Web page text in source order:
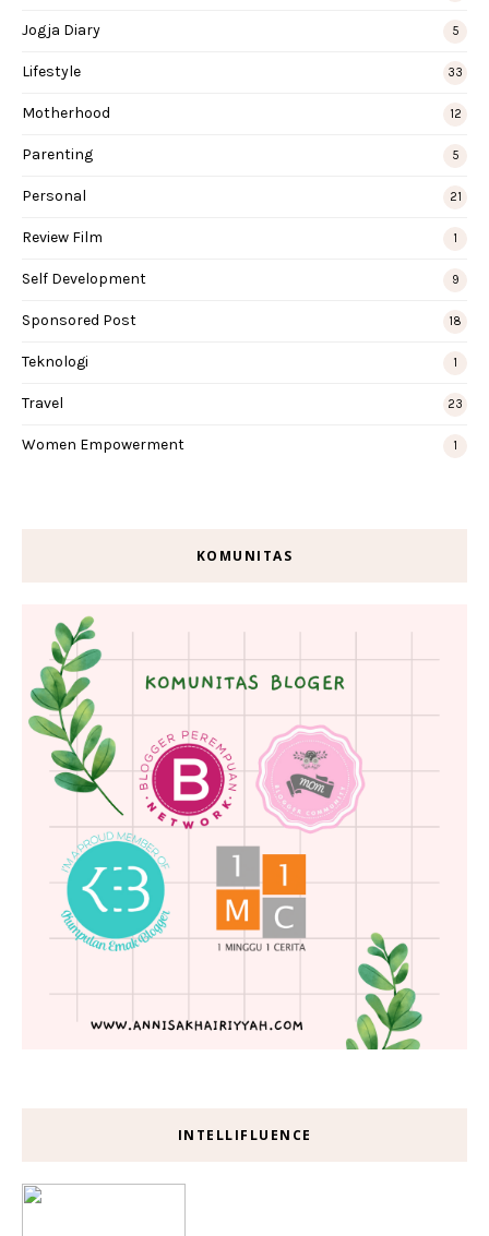
Jogja Diary 5
Lifestyle 33
Motherhood 12
Parenting 5
Personal 21
Review Film 1
Self Development 9
Sponsored Post 18
Teknologi 1
Travel 23
Women Empowerment 1
KOMUNITAS
INTELLIFLUENCE